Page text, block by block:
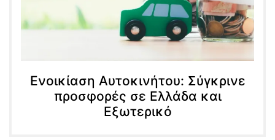
Ενοικίαση Αυτοκινήτου: Σύγκρινε
προσφορές σε Ελλάδα και
Εξωτερικό